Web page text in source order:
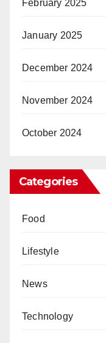
February 2025
January 2025
December 2024
November 2024
October 2024
Categories
Food
Lifestyle
News
Technology